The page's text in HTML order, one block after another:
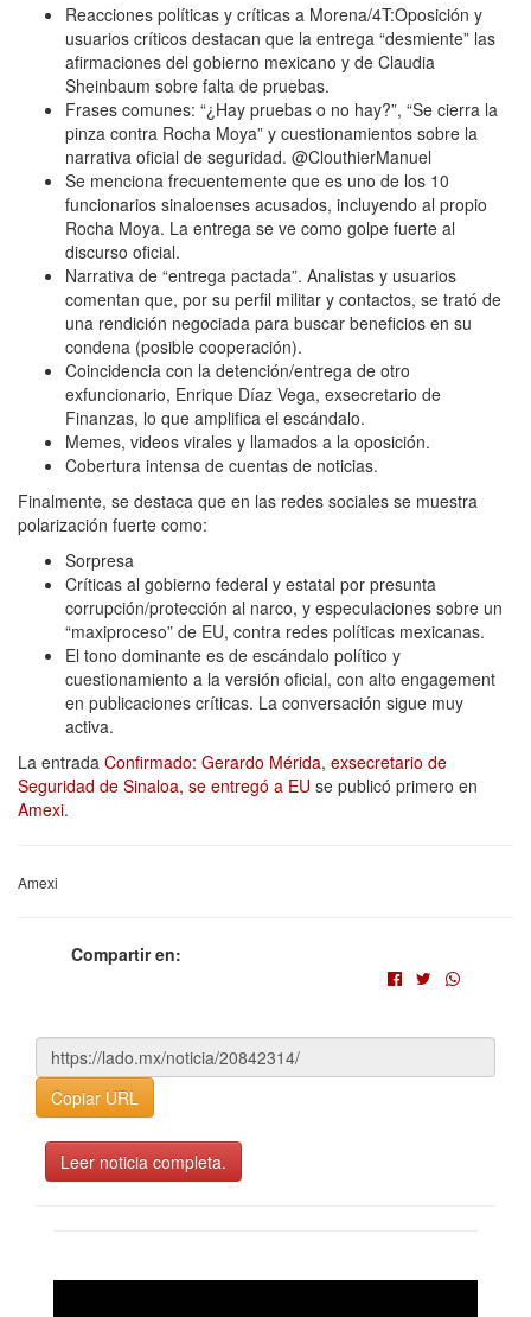
Reacciones políticas y críticas a Morena/4T:Oposición y
usuarios críticos destacan que la entrega “desmiente” las
afirmaciones del gobierno mexicano y de Claudia
Sheinbaum sobre falta de pruebas.
Frases comunes: “¿Hay pruebas o no hay?”, “Se cierra la
pinza contra Rocha Moya” y cuestionamientos sobre la
narrativa oficial de seguridad. @ClouthierManuel
Se menciona frecuentemente que es uno de los 10
funcionarios sinaloenses acusados, incluyendo al propio
Rocha Moya. La entrega se ve como golpe fuerte al
discurso oficial.
Narrativa de “entrega pactada”. Analistas y usuarios
comentan que, por su perfil militar y contactos, se trató de
una rendición negociada para buscar beneficios en su
condena (posible cooperación).
Coincidencia con la detención/entrega de otro
exfuncionario, Enrique Díaz Vega, exsecretario de
Finanzas, lo que amplifica el escándalo.
Memes, videos virales y llamados a la oposición.
Cobertura intensa de cuentas de noticias.
Finalmente, se destaca que en las redes sociales se muestra
polarización fuerte como:
Sorpresa
Críticas al gobierno federal y estatal por presunta
corrupción/protección al narco, y especulaciones sobre un
“maxiproceso” de EU, contra redes políticas mexicanas.
El tono dominante es de escándalo político y
cuestionamiento a la versión oficial, con alto engagement
en publicaciones críticas. La conversación sigue muy
activa.
La entrada Confirmado: Gerardo Mérida, exsecretario de
Seguridad de Sinaloa, se entregó a EU se publicó primero en
Amexi.
Amexi
Compartir en:
Copiar URL
Leer noticia completa.